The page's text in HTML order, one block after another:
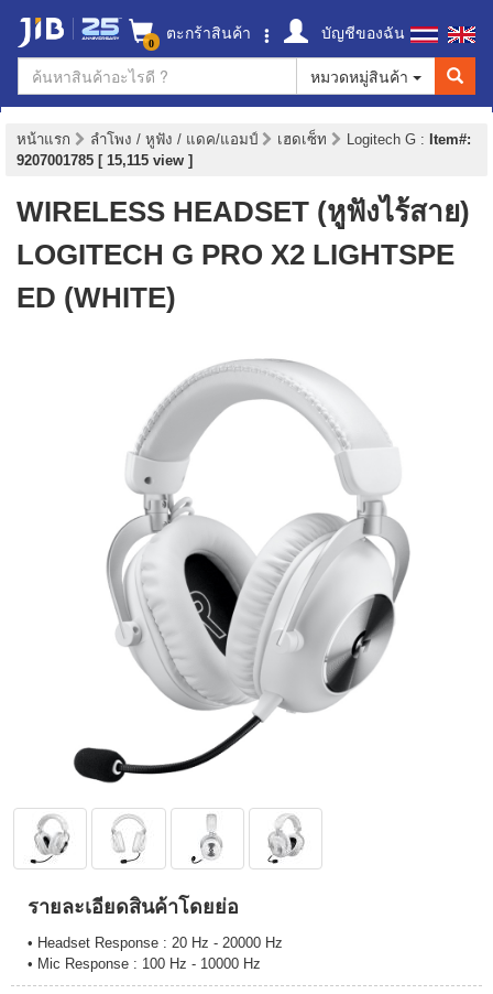
0 ตะกร้าสินค้า
บัญชีของฉัน
หมวดหมู่สินค้า
หน้าแรก ลำโพง / หูฟัง / แดค/แอมป์ เฮดเซ็ท Logitech G : Item#:
9207001785 [ 15,115 view ]
WIRELESS HEADSET (หูฟังไร้สาย)
LOGITECH G PRO X2 LIGHTSPE
ED (WHITE)
รายละเอียดสินค้าโดยย่อ
• Headset Response : 20 Hz - 20000 Hz
• Mic Response : 100 Hz - 10000 Hz